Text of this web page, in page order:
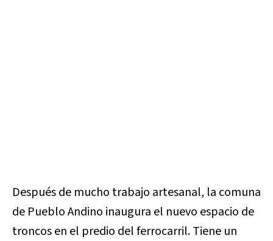
Después de mucho trabajo artesanal, la comuna
de Pueblo Andino inaugura el nuevo espacio de
troncos en el predio del ferrocarril. Tiene un